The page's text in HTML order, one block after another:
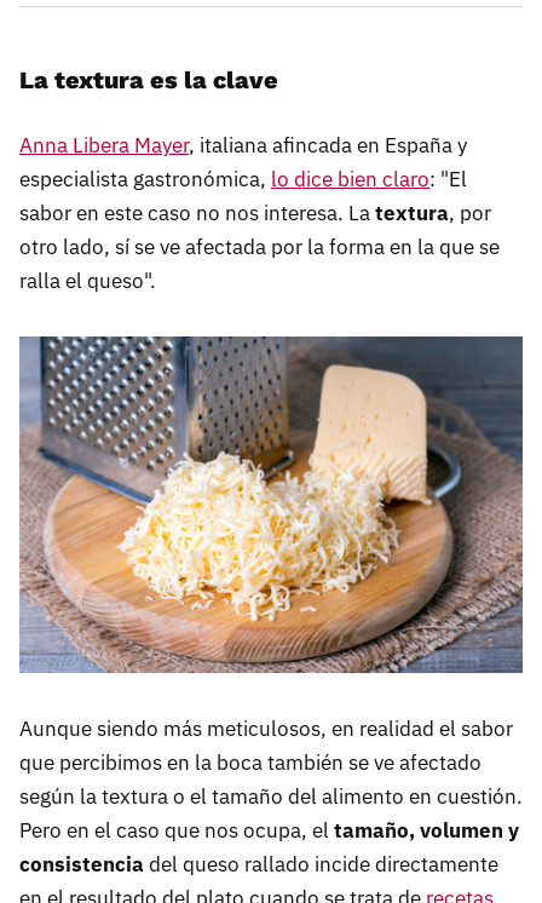
La textura es la clave
Anna Libera Mayer, italiana afincada en España y
especialista gastronómica, lo dice bien claro: "El
sabor en este caso no nos interesa. Latextura, por
otro lado, sí se ve afectada por la forma en la que se
ralla el queso".
Aunque siendo más meticulosos, en realidad el sabor
que percibimos en la boca también se ve afectado
según la textura o el tamaño del alimento en cuestión.
Pero en el caso que nos ocupa, el tamaño, volumen y
consistenciadel queso rallado incide directamente